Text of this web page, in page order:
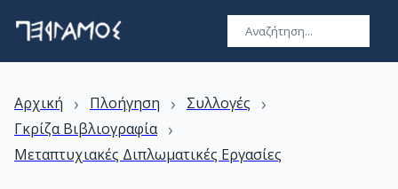
Αρχική › Πλοήγηση › Συλλογές ›
Γκρίζα Βιβλιογραφία ›
Μεταπτυχιακές Διπλωματικές Εργασίες